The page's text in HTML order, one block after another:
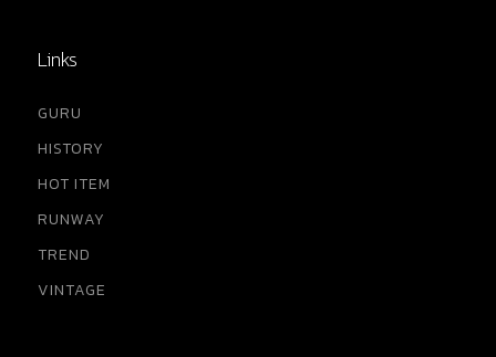
Links
GURU
HISTORY
HOT ITEM
RUNWAY
TREND
VINTAGE